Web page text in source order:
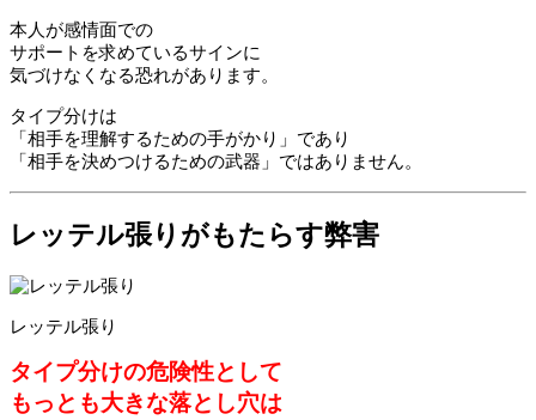
本人が感情面での
サポートを求めているサインに
気づけなくなる恐れがあります。
タイプ分けは
「相手を理解するための手がかり」であり
「相手を決めつけるための武器」ではありません。
レッテル張りがもたらす弊害
レッテル張り
タイプ分けの危険性として
もっとも大きな落とし穴は